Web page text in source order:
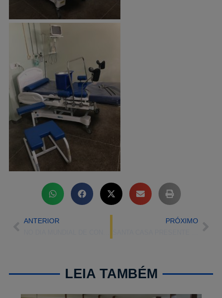
ANTERIOR PRÓXIMO
LEIA TAMBÉM